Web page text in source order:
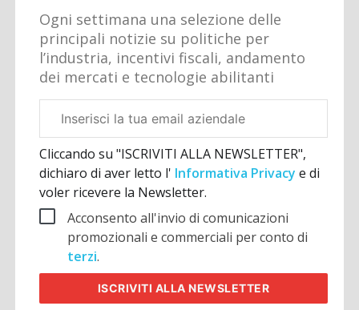
Ogni settimana una selezione delle
principali notizie su politiche per
l’industria, incentivi fiscali, andamento
dei mercati e tecnologie abilitanti
aziendale
Cliccando su "ISCRIVITI ALLA NEWSLETTER",
dichiaro di aver letto l' Informativa Privacye di
voler ricevere la Newsletter.
Acconsento all'invio di comunicazioni
promozionali e commerciali per conto di
terzi.
ISCRIVITI ALLA NEWSLETTER